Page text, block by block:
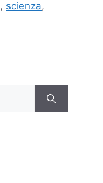
, scienza,